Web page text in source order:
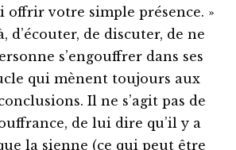
offrir votre simple présence. »
d’écouter, de discuter, de ne
s’engouffrer dans ses
qui mènent toujours aux
Il ne s’agit pas de
de lui dire qu’il y a
la sienne (ce qui peut être